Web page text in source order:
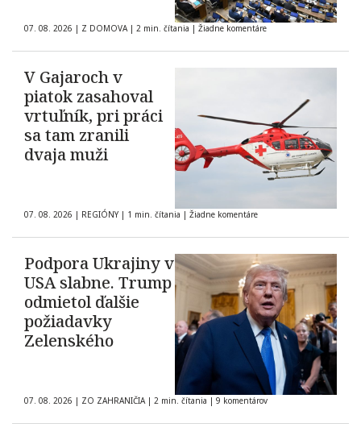
07. 08. 2026 | Z DOMOVA | 2 min. čítania | Žiadne komentáre
V Gajaroch v
piatok zasahoval
vrtuľník, pri práci
sa tam zranili
dvaja muži
07. 08. 2026 | REGIÓNY | 1 min. čítania | Žiadne komentáre
Podpora Ukrajiny v
USA slabne. Trump
odmietol ďalšie
požiadavky
Zelenského
07. 08. 2026 | ZO ZAHRANIČIA | 2 min. čítania | 9 komentárov